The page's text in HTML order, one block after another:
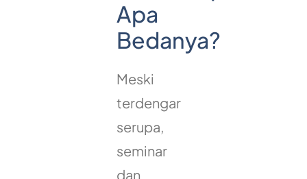
Apa
Bedanya?
Meski
terdengar
serupa,
seminar
dan